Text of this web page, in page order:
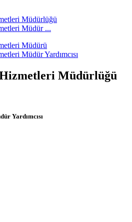
Müdürlüğü
Müdür ...
Müdürü
Müdür Yardımcısı
Müdürlüğü
Yardımcısı